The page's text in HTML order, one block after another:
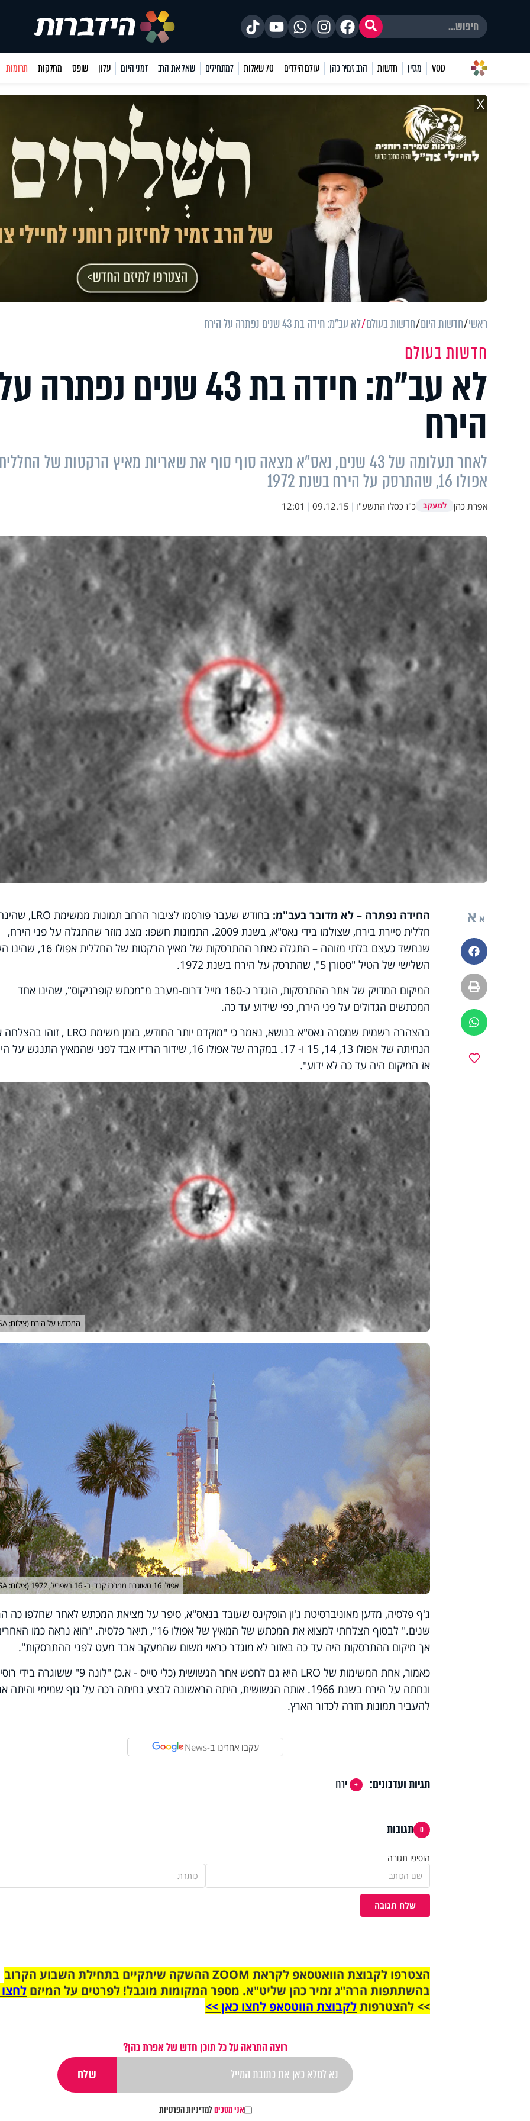
VOD מגזין חדשות הרב זמיר כהן עולם הילדים 70 שאלות למתחילים שאל את הרב זמני היום עלון שופס מחלקות תרומות
X
ראשי חדשות היום חדשות בעולם לא עב"מ: חידה בת 43 שנים נפתרה על הירח
חדשות בעולם
לא עב"מ: חידה בת 43 שנים נפתרה
הירח
לאחר תעלומה של 43 שנים, נאס"א מצאה סוף סוף את שאריות מאיץ הרקטות של
אפולו 16, שהתרסק על הירח בשנת 1972
אפרת כהן למעקב כ"ז כסלו התשע"ו |
09.12.15
|
12:01
א א
פייסבוק
הדפסה
ווטסאפ
החידה נפתרה – לא מדובר בעב"מ: בחודש שעבר פורסמו לציבור הרחב תמונות ממשימת LRO
,
חללית סיירת בירח, שצולמו בידי נאס"א, בשנת 2009. התמונות חשפו: מצג מוזר שהתגלה על פני הירח,
שנחשד כעצם בלתי מזוהה – התגלה כאתר ההתרסקות של מאיץ
השלישי של הטיל "סטורן 5", שהתרסק על הירח בשנת 1972.
המיקום המדויק של אתר ההתרסקות, הוגדר כ-160 מייל דרום-מערב מ"מכתש קופרניקוס", שהינו אחד
המכתשים הגדולים על פני הירח, כפי שידוע עד כה.
בהצהרה רשמית שמסרה נאס"א בנושא, נאמר כי "מוקדם יותר החודש, בזמן משימת LRO , זוהו בהצלחה
הנחיתה של אפולו 13, 14, 15 ו- 17. במקרה של אפולו 16, שידור הרדיו אבד לפני שהמאיץ התנגש
אז המיקום היה עד כה לא ידוע".
המכתש על הירח (צילום: NASA)
אפולו 16 משוגרת ממרכז קנדי ב- 16 באפריל, 1972 (צילום: NASA)
ג'ף פלסיה, מדען מאוניברסיטת ג'ון הופקינס שעובד בנאס"א, סיפר על מציאת המכתש לאחר שחלפו כה
שנים."
לבסוף הצלחתי למצוא את המכתש של המאיץ של אפולו 16", תיאר פלסיה. "הוא נראה כמו
אך מיקום ההתרסקות היה עד כה באזור לא מוגדר כראוי משום שהמעקב אבד מעט לפני ההתרסקות".
כאמור, אחת המשימות שלLRO
היא גם לחפש אחר הגשושית (כלי טייס - א.כ) "לונה 9" ששוגרה
ונחתה על הירח בשנת 1966. אותה הגשושית, היתה הראשונה לבצע נחיתה רכה על גוף שמימי והיתה
להעביר תמונות חזרה לכדור הארץ.
עקבו אחרינו ב-News
תגיות ועדכונים: ירח
0 תגובות
הוסיפו תגובה
שלח תגובה
הצטרפו לקבוצת הוואטסאפ לקראת ZOOM ההשקה שיתקיים בתחילת השבוע הקרוב
בהשתתפות הרה"ג זמיר כהן שליט"א. מספר המקומות מוגבל! לפרטים על המיזם
>> להצטרפותלקבוצת הווטסאפ לחצו כאן >>
רוצה התראה על כל תוכן חדש של אפרת כהן?
אני מסכיםלמדיניות הפרטיות